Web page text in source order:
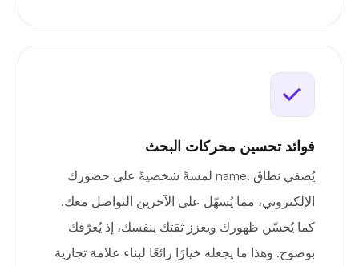
فوائد تحسين محركات البحث
يُضفي نطاق .name لمسةً شخصيةً على حضورك
الإلكتروني، مما يُسهّل على الآخرين التواصل معك.
كما يُحسّن ظهورك ويعزز ثقتك بنفسك، إذ يُعرّفك
بوضوح. وهذا ما يجعله خيارًا رائعًا لبناء علامة تجارية